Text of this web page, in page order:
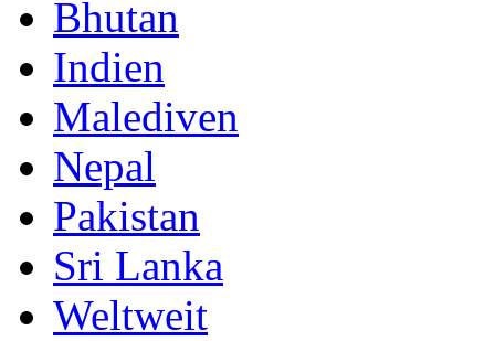
Bhutan
Indien
Malediven
Nepal
Pakistan
Sri Lanka
Weltweit